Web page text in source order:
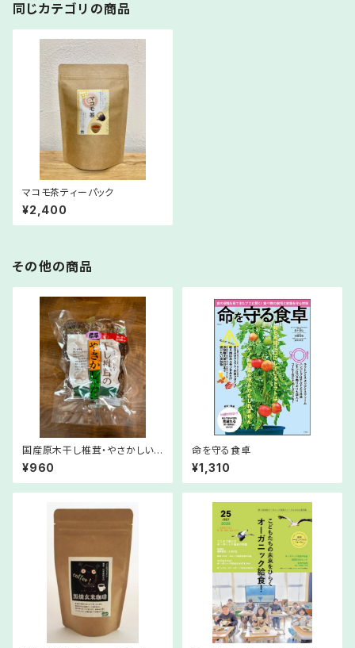
同じカテゴリの商品
マコモ茶ティーパック
¥2,400
その他の商品
国産原木干し椎茸・やさかしいた
け
¥960
命を守る食卓
¥1,310